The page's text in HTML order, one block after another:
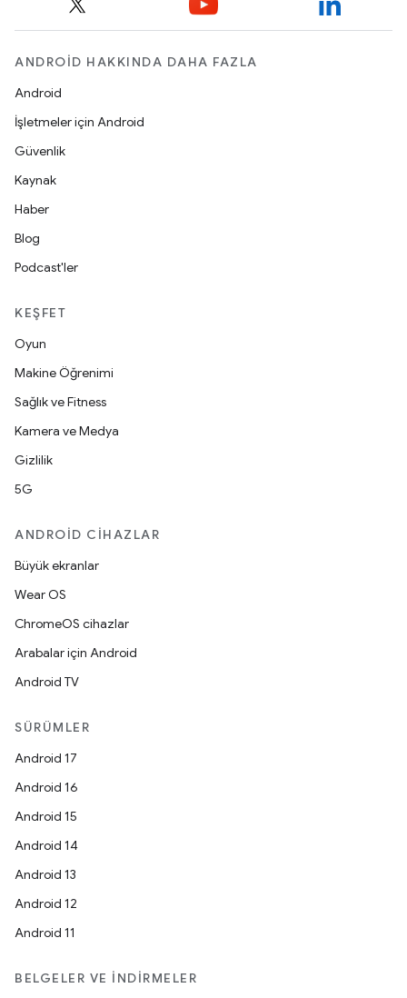
ANDROID HAKKINDA DAHA FAZLA
Android
İşletmeler için Android
Güvenlik
Kaynak
Haber
Blog
Podcast'ler
KEŞFET
Oyun
Makine Öğrenimi
Sağlık ve Fitness
Kamera ve Medya
Gizlilik
5G
ANDROID CIHAZLAR
Büyük ekranlar
Wear OS
ChromeOS cihazlar
Arabalar için Android
Android TV
SÜRÜMLER
Android 17
Android 16
Android 15
Android 14
Android 13
Android 12
Android 11
BELGELER VE İNDIRMELER